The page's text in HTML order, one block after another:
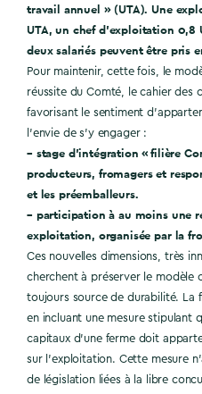
travail annuel » (UTA). Une
UTA, un chef d’exploitation 0,8
deux salariés peuvent être pris
Pour maintenir, cette fois, le
réussite du Comté, le cahier des
favorisant le sentiment
l’envie de s’y engager :
– stage d’intégration « filière
producteurs, fromagers et
et les préemballeurs.
– participation à au moins une
exploitation, organisée par la
Ces nouvelles dimensions, très
cherchent à préserver le modèle
toujours source de durabilité. La
en incluant une mesure stipulant
capitaux d’une ferme doit
sur l’exploitation. Cette mesure
de législation liées à la libre